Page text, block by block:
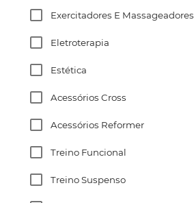
Exercitadores E Massageadores
Eletroterapia
Estética
Acessórios Cross
Acessórios Reformer
Treino Funcional
Treino Suspenso